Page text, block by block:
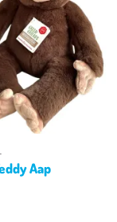
verlanglijst
Aap